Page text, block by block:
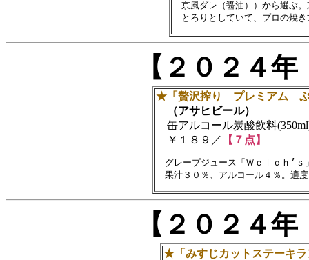
京風ダレ（醤油））から選ぶ。
【２０２４
★「贅沢搾り プレミアム ぶ
（アサヒビール）
缶アルコール炭酸飲料
￥１８９／
【７点】
グレープジュース「Ｗｅｌｃｈ’
【２０２４
★「みすじカットステーキラ